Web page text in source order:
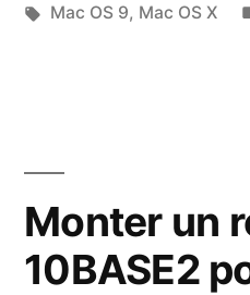
par
Étiquettes :
Mac OS 9, Mac OS X
Monter un
10BASE2